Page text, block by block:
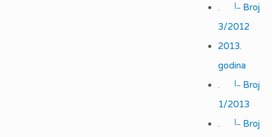
.
|_ Broj
3/2012
2013.
godina
.
|_ Broj
1/2013
.
|_ Broj